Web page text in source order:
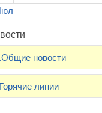
новости
линии